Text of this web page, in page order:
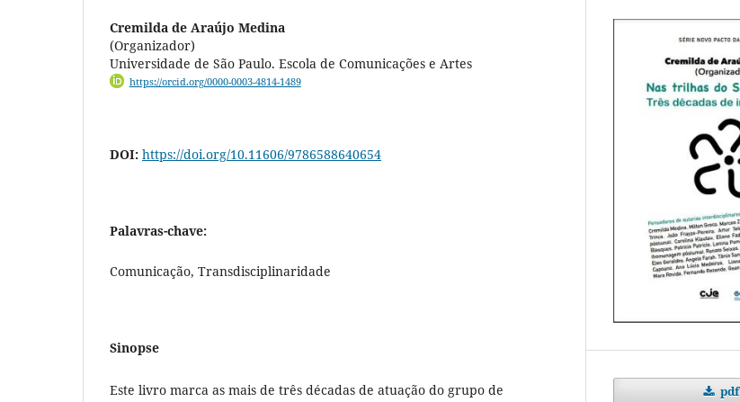
Cremilda de Araújo Medina
(Organizador)
Universidade de São Paulo. Escola de Comunicações e Artes
https://orcid.org/0000-0003-4814-1489
DOI: https://doi.org/10.11606/9786588640654
Palavras-chave:
Comunicação, Transdisciplinaridade
Sinopse
Este livro marca as mais de três décadas de atuação do grupo de
pdf